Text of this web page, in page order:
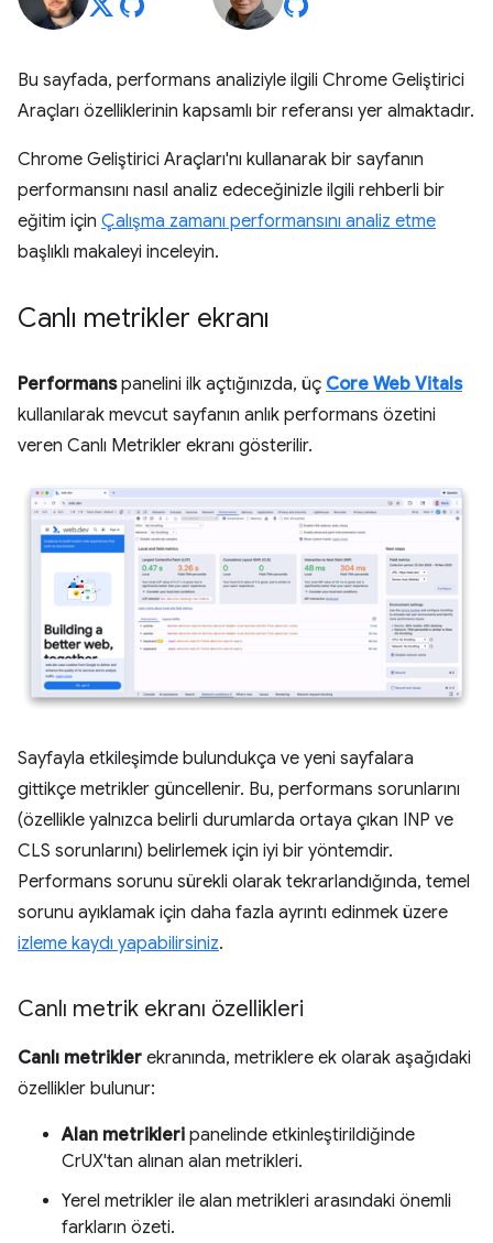
Bu sayfada, performans analiziyle ilgili Chrome Geliştirici
Araçları özelliklerinin kapsamlı bir referansı yer almaktadır.
Chrome Geliştirici Araçları'nı kullanarak bir sayfanın
performansını nasıl analiz edeceğinizle ilgili rehberli bir
eğitim için Çalışma zamanı performansını analiz etme
başlıklı makaleyi inceleyin.
Canlı metrikler ekranı
Performanspanelini ilk açtığınızda, üç Core Web Vitals
kullanılarak mevcut sayfanın anlık performans özetini
veren Canlı Metrikler ekranı gösterilir.
Sayfayla etkileşimde bulundukça ve yeni sayfalara
gittikçe metrikler güncellenir. Bu, performans sorunlarını
(özellikle yalnızca belirli durumlarda ortaya çıkan INP ve
CLS sorunlarını) belirlemek için iyi bir yöntemdir.
Performans sorunu sürekli olarak tekrarlandığında, temel
sorunu ayıklamak için daha fazla ayrıntı edinmek üzere
izleme kaydı yapabilirsiniz.
Canlı metrik ekranı özellikleri
Canlı metrikler ekranında, metriklere ek olarak aşağıdaki
özellikler bulunur:
Alan metrikleri panelinde etkinleştirildiğinde
CrUX'tan alınan alan metrikleri.
Yerel metrikler ile alan metrikleri arasındaki önemli
farkların özeti.